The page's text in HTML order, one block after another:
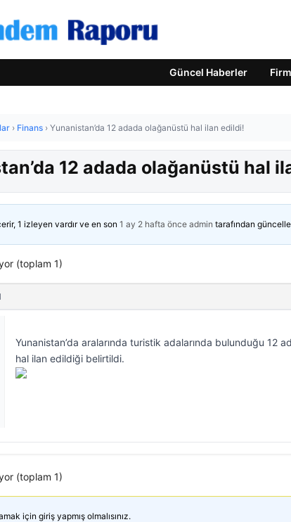
Güncel Haberler
› Finans › Yunanistan’da 12 adada olağanüstü hal ilan edildi!
12 adada olağanüstü hal
1 izleyen vardır ve en son 1 ay 2 hafta önce admin tarafından
(toplam 1)
Yunanistan’da aralarında turistik adalarında bulunduğu 12
hal ilan edildiği belirtildi.
(toplam 1)
için giriş yapmış olmalısınız.